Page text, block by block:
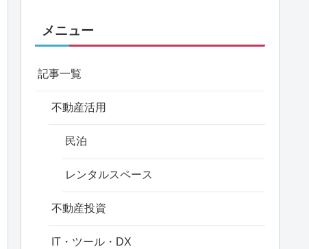
メニュー
記事一覧
不動産活用
民泊
レンタルスペース
不動産投資
IT・ツール・DX